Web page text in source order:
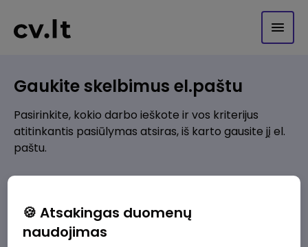
Gaukite skelbimus el.paštu
Pasirinkite, kokio darbo ieškote ir vos kriterijus
atitinkantis pasiūlymas atsiras, iš karto gausite jį el.
paštu.
Pridėti naują
🍪 Atsakingas duomenų
naudojimas